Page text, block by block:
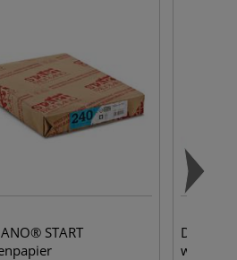
START
DALER-